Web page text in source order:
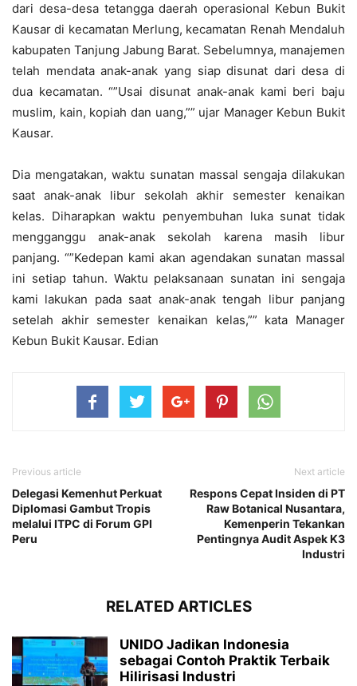
dari desa-desa tetangga daerah operasional Kebun Bukit
Kausar di kecamatan Merlung, kecamatan Renah Mendaluh
kabupaten Tanjung Jabung Barat. Sebelumnya, manajemen
telah mendata anak-anak yang siap disunat dari desa di
dua kecamatan. “”Usai disunat anak-anak kami beri baju
muslim, kain, kopiah dan uang,”” ujar Manager Kebun Bukit
Kausar.
Dia mengatakan, waktu sunatan massal sengaja dilakukan
saat anak-anak libur sekolah akhir semester kenaikan
kelas. Diharapkan waktu penyembuhan luka sunat tidak
mengganggu anak-anak sekolah karena masih libur
panjang. “”Kedepan kami akan agendakan sunatan massal
ini setiap tahun. Waktu pelaksanaan sunatan ini sengaja
kami lakukan pada saat anak-anak tengah libur panjang
setelah akhir semester kenaikan kelas,”” kata Manager
Kebun Bukit Kausar. Edian
Previous article
Delegasi Kemenhut Perkuat
Diplomasi Gambut Tropis
melalui ITPC di Forum GPI
Peru
Next article
Respons Cepat Insiden di PT
Raw Botanical Nusantara,
Kemenperin Tekankan
Pentingnya Audit Aspek K3
Industri
RELATED ARTICLES
UNIDO Jadikan Indonesia
sebagai Contoh Praktik Terbaik
Hilirisasi Industri